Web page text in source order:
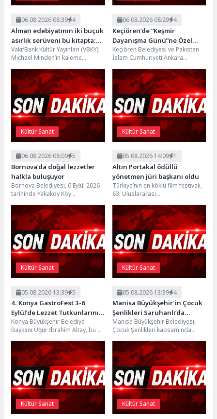
06.08.2026 08:39 4
Alman edebiyatının iki buçuk
asırlık serüveni bu kitapta:
“Modern Alman Edebiyatı”
VakıfBank Kültür Yayınları (VBKY),
Michael Minden’in kaleme
Edebiyatı” adlı eseri okurlarla
buluşturuyor. Alman
edebiyatının...
06.08.2026 08:29 4
Keçiören’de “Keşmir
Dayanışma Günü”ne Özel
Sergi Açılışı Yapıldı
Keçiören Belediyesi ve Pakistan
İslam Cumhuriyeti Ankara
Dayanışma Günü” kapsamında
düzenlenen...
Kültür Sanat
06.08.2026 08:00 5
Bornova’da doğal lezzetler
halkla buluşuyor
Bornova Belediyesi, 6 Eylül 2026
tarihinde Yakaköy Köy
Geleneksel Reçel Festivali" için...
Kültür Sanat
05.08.2026 14:09 1
Altın Portakal ödüllü
yönetmen jüri başkanı oldu
Türkiye’nin en köklü film festivali,
63. Uluslararası
Festivali bu sene 24- 31 Ekim
2026...
Kültür Sanat
05.08.2026 13:39 5
4. Konya GastroFest 3-6
Eylül’de Lezzet Tutkunlarını
Ağırlayacak
Konya Büyükşehir Belediye
Başkanı Uğur İbrahim Altay, bu yıl
Konya Gastronomi Festivali
kapsamında...
Kültür Sanat
05.08.2026 13:39 4
Manisa Büyükşehir’in Çocuk
Şenlikleri Saruhanlı’da
Yüzleri Gülümsetti
Manisa Büyükşehir Belediyesi,
Çocuk Şenlikleri kapsamında
etkinliklerle çocukları eğlence
dolu bir günle buluşturdu....
Kültür Sanat Kültür Sanat